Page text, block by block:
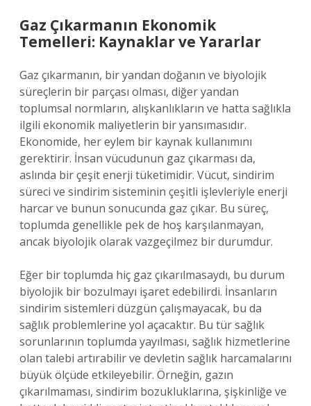
Gaz Çıkarmanın Ekonomik
Temelleri: Kaynaklar ve Yararlar
Gaz çıkarmanın, bir yandan doğanın ve biyolojik
süreçlerin bir parçası olması, diğer yandan
toplumsal normların, alışkanlıkların ve hatta sağlıkla
ilgili ekonomik maliyetlerin bir yansımasıdır.
Ekonomide, her eylem bir kaynak kullanımını
gerektirir. İnsan vücudunun gaz çıkarması da,
aslında bir çeşit enerji tüketimidir. Vücut, sindirim
süreci ve sindirim sisteminin çeşitli işlevleriyle enerji
harcar ve bunun sonucunda gaz çıkar. Bu süreç,
toplumda genellikle pek de hoş karşılanmayan,
ancak biyolojik olarak vazgeçilmez bir durumdur.
Eğer bir toplumda hiç gaz çıkarılmasaydı, bu durum
biyolojik bir bozulmayı işaret edebilirdi. İnsanların
sindirim sistemleri düzgün çalışmayacak, bu da
sağlık problemlerine yol açacaktır. Bu tür sağlık
sorunlarının toplumda yayılması, sağlık hizmetlerine
olan talebi artırabilir ve devletin sağlık harcamalarını
büyük ölçüde etkileyebilir. Örneğin, gazın
çıkarılmaması, sindirim bozukluklarına, şişkinliğe ve